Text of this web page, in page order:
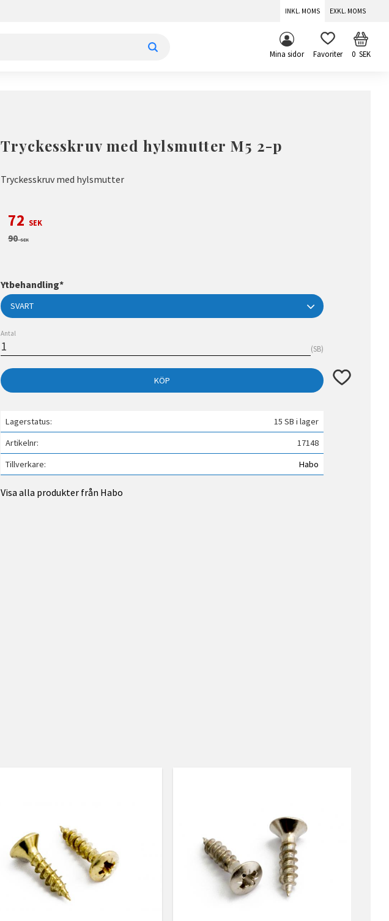
INKL. MOMS EXKL. MOMS
Mina sidor FAVORITER 0SEK
Tryckesskruv med hylsmutter M5 2-p
Tryckesskruv med hylsmutter
Nedsatt pris:
72 SEK
Ordinarie pris:
90SEK
Ytbehandling*
Antal
SB
KÖP Lägg till i
Lagerstatus
15 SB i lager
Artikelnr
17148
Tillverkare
Habo
Visa alla produkter från Habo